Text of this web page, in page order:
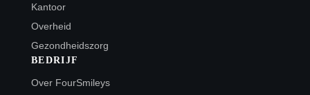
Kantoor
Overheid
Gezondheidszorg
BEDRIJF
Over FourSmileys